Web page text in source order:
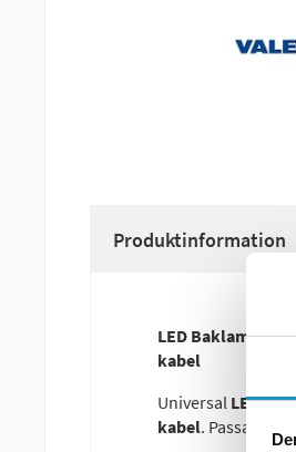
Produktinformation
LED Baklampa
kabel
Universal LED-
kabel. Passar